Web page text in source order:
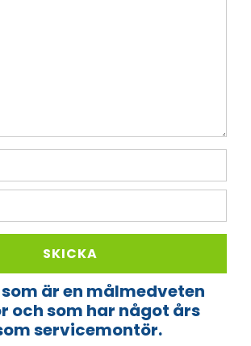
är en målmedveten
och som har något års
servicemontör.